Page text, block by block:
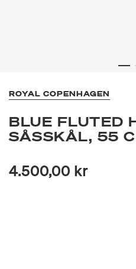
ROYAL COPENHAGEN
BLUE FLUTED
SÅSSKÅL, 55
4.500,00 kr